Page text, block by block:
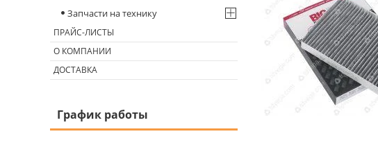
Запчасти на технику
ПРАЙС-ЛИСТЫ
О КОМПАНИИ
ДОСТАВКА
График работы